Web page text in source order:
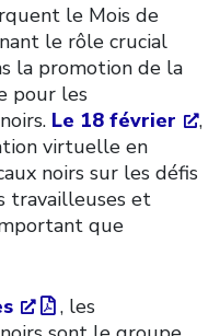
le Mois de
le rôle crucial
la promotion de la
pour les
Le 18 février
,
virtuelle en
noirs sur les défis
travailleuses et
que
, les